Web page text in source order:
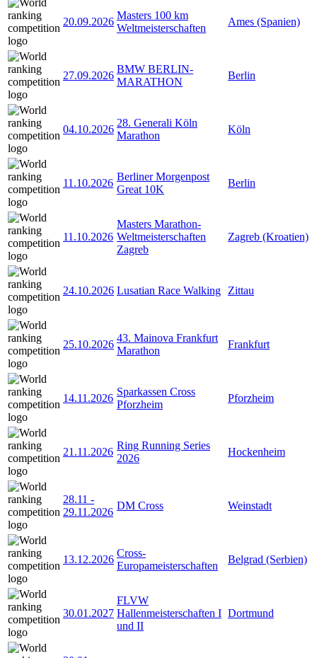
20.09.2026
Masters 100 km
Weltmeisterschaften
Ames (Spanien)
27.09.2026
BMW BERLIN-
MARATHON
Berlin
04.10.2026
28. Generali Köln
Marathon
Köln
11.10.2026
Berliner Morgenpost
Great 10K
Berlin
11.10.2026
Masters Marathon-
Weltmeisterschaften
Zagreb
Zagreb (Kroatien)
24.10.2026 Lusatian Race Walking Zittau
25.10.2026
43. Mainova Frankfurt
Marathon
Frankfurt
14.11.2026
Sparkassen Cross
Pforzheim
Pforzheim
21.11.2026
Ring Running Series
2026
Hockenheim
28.11 -
29.11.2026
DM Cross Weinstadt
13.12.2026
Cross-
Europameisterschaften
Belgrad (Serbien)
30.01.2027
FLVW
Hallenmeisterschaften I
und II
Dortmund